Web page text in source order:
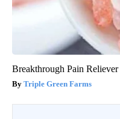
Breakthrough Pain Reliever
Triple Green Farms